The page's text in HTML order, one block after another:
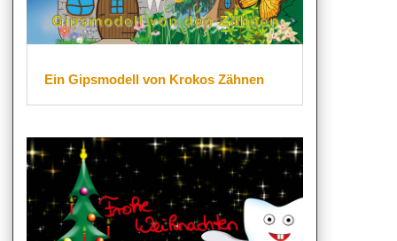
Ein Gipsmodell von Krokos Zähnen